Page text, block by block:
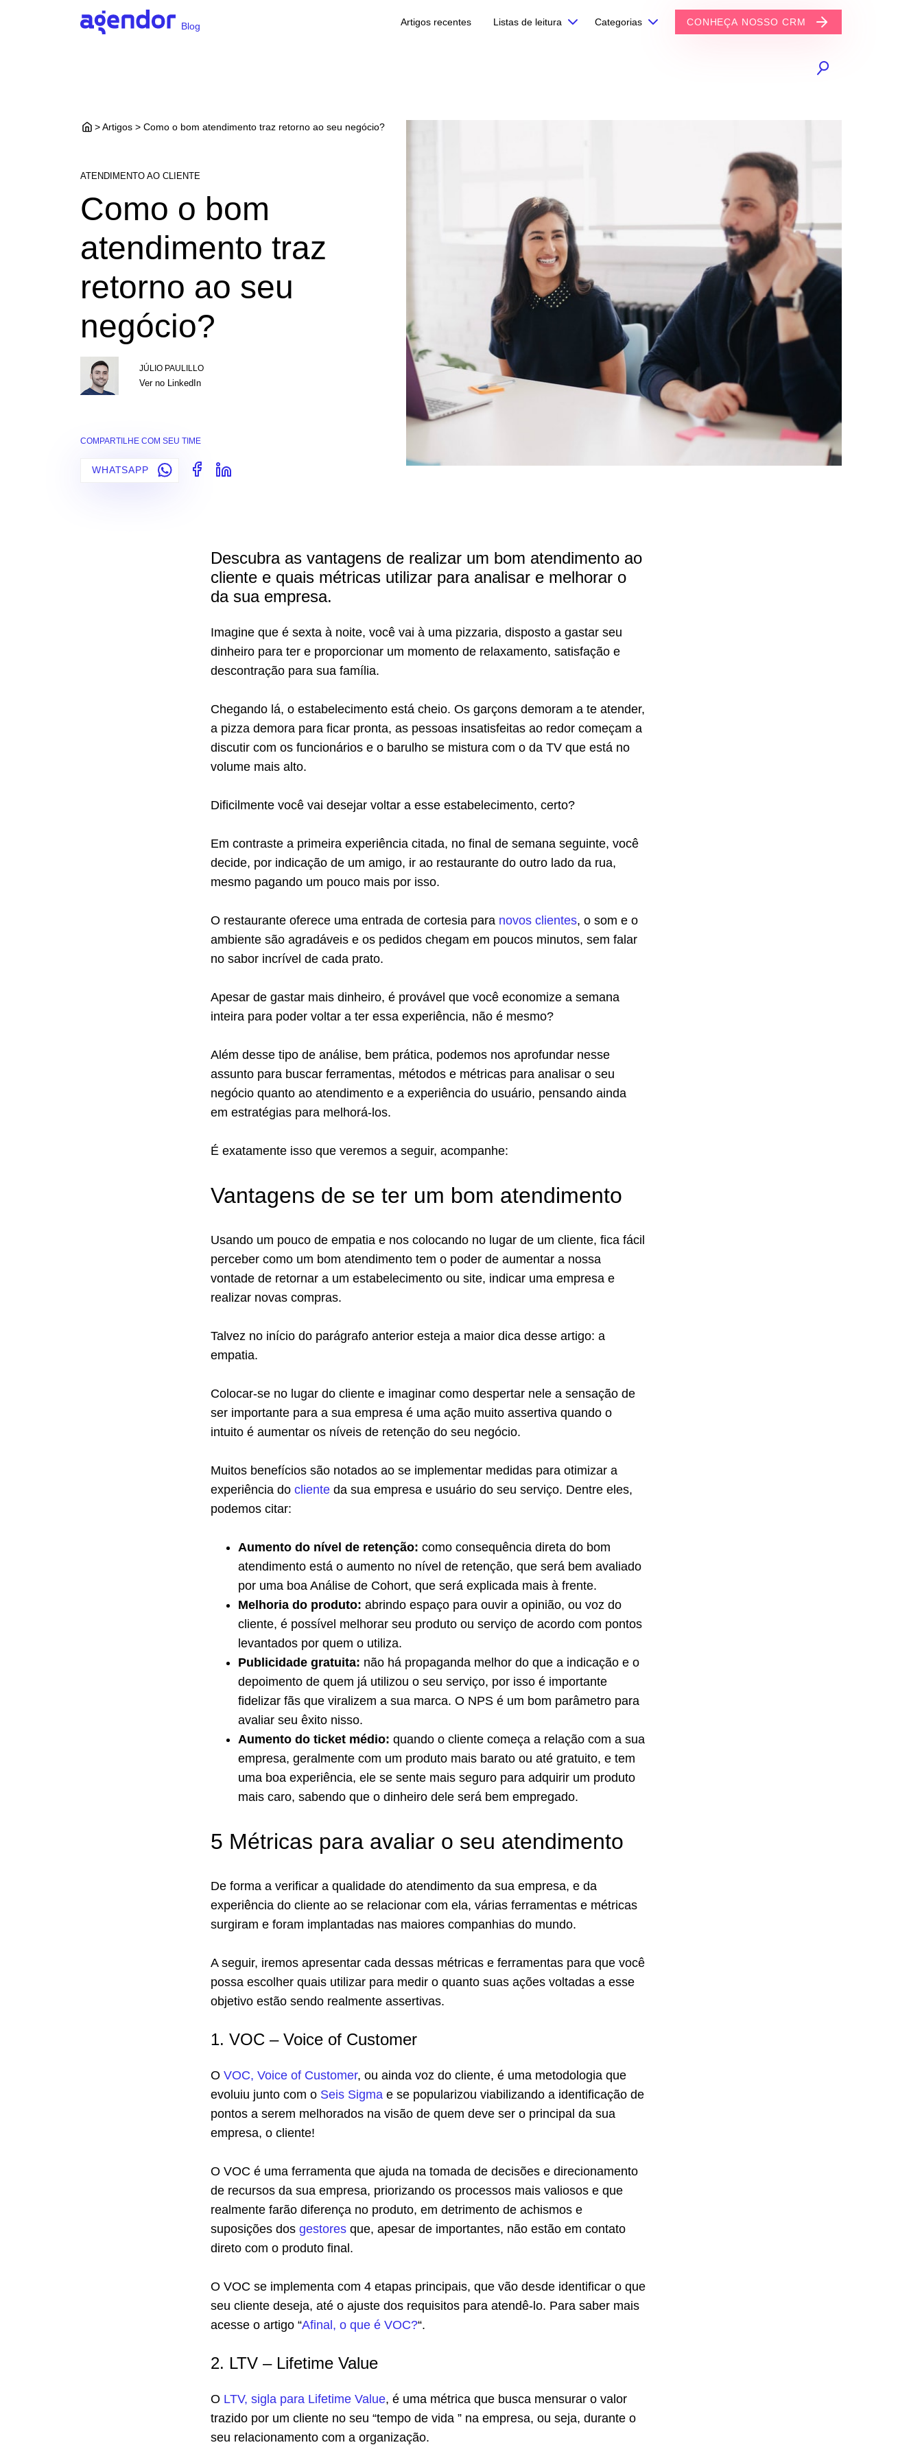
Blog Artigos recentes Listas de leitura Categorias CONHEÇA NOSSO CRM
> Artigos > Como o bom atendimento traz retorno ao seu negócio?
ATENDIMENTO AO CLIENTE
Como o bom
atendimento traz
retorno ao seu
negócio?
JÚLIO PAULILLO
Ver no LinkedIn
COMPARTILHE COM SEU TIME
WHATSAPP
Descubra as vantagens de realizar um bom atendimento ao
cliente e quais métricas utilizar para analisar e melhorar o
da sua empresa.
Imagine que é sexta à noite, você vai à uma pizzaria, disposto a gastar seu
dinheiro para ter e proporcionar um momento de relaxamento, satisfação e
descontração para sua família.
Chegando lá, o estabelecimento está cheio. Os garçons demoram a te atender,
a pizza demora para ficar pronta, as pessoas insatisfeitas ao redor começam a
discutir com os funcionários e o barulho se mistura com o da TV que está no
volume mais alto.
Dificilmente você vai desejar voltar a esse estabelecimento, certo?
Em contraste a primeira experiência citada, no final de semana seguinte, você
decide, por indicação de um amigo, ir ao restaurante do outro lado da rua,
mesmo pagando um pouco mais por isso.
O restaurante oferece uma entrada de cortesia para novos clientes, o som e o
ambiente são agradáveis e os pedidos chegam em poucos minutos, sem falar
no sabor incrível de cada prato.
Apesar de gastar mais dinheiro, é provável que você economize a semana
inteira para poder voltar a ter essa experiência, não é mesmo?
Além desse tipo de análise, bem prática, podemos nos aprofundar nesse
assunto para buscar ferramentas, métodos e métricas para analisar o seu
negócio quanto ao atendimento e a experiência do usuário, pensando ainda
em estratégias para melhorá-los.
É exatamente isso que veremos a seguir, acompanhe:
Vantagens de se ter um bom atendimento
Usando um pouco de empatia e nos colocando no lugar de um cliente, fica fácil
perceber como um bom atendimento tem o poder de aumentar a nossa
vontade de retornar a um estabelecimento ou site, indicar uma empresa e
realizar novas compras.
Talvez no início do parágrafo anterior esteja a maior dica desse artigo: a
empatia.
Colocar-se no lugar do cliente e imaginar como despertar nele a sensação de
ser importante para a sua empresa é uma ação muito assertiva quando o
intuito é aumentar os níveis de retenção do seu negócio.
Muitos benefícios são notados ao se implementar medidas para otimizar a
experiência do cliente da sua empresa e usuário do seu serviço. Dentre eles,
podemos citar:
Aumento do nível de retenção: como consequência direta do bom
atendimento está o aumento no nível de retenção, que será bem avaliado
por uma boa Análise de Cohort, que será explicada mais à frente.
Melhoria do produto: abrindo espaço para ouvir a opinião, ou voz do
cliente, é possível melhorar seu produto ou serviço de acordo com pontos
levantados por quem o utiliza.
Publicidade gratuita: não há propaganda melhor do que a indicação e o
depoimento de quem já utilizou o seu serviço, por isso é importante
fidelizar fãs que viralizem a sua marca. O NPS é um bom parâmetro para
avaliar seu êxito nisso.
Aumento do ticket médio: quando o cliente começa a relação com a sua
empresa, geralmente com um produto mais barato ou até gratuito, e tem
uma boa experiência, ele se sente mais seguro para adquirir um produto
mais caro, sabendo que o dinheiro dele será bem empregado.
5 Métricas para avaliar o seu atendimento
De forma a verificar a qualidade do atendimento da sua empresa, e da
experiência do cliente ao se relacionar com ela, várias ferramentas e métricas
surgiram e foram implantadas nas maiores companhias do mundo.
A seguir, iremos apresentar cada dessas métricas e ferramentas para que você
possa escolher quais utilizar para medir o quanto suas ações voltadas a esse
objetivo estão sendo realmente assertivas.
1. VOC – Voice of Customer
O VOC, Voice of Customer, ou ainda voz do cliente, é uma metodologia que
evoluiu junto com o Seis Sigma e se popularizou viabilizando a identificação de
pontos a serem melhorados na visão de quem deve ser o principal da sua
empresa, o cliente!
O VOC é uma ferramenta que ajuda na tomada de decisões e direcionamento
de recursos da sua empresa, priorizando os processos mais valiosos e que
realmente farão diferença no produto, em detrimento de achismos e
suposições dos gestores que, apesar de importantes, não estão em contato
direto com o produto final.
O VOC se implementa com 4 etapas principais, que vão desde identificar o que
seu cliente deseja, até o ajuste dos requisitos para atendê-lo. Para saber mais
acesse o artigo “Afinal, o que é VOC?“.
2. LTV – Lifetime Value
O LTV, sigla para Lifetime Value, é uma métrica que busca mensurar o valor
trazido por um cliente no seu “tempo de vida ” na empresa, ou seja, durante o
seu relacionamento com a organização.